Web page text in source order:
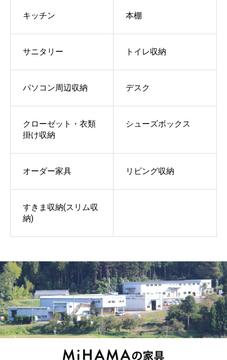
キッチン 本棚
サニタリー トイレ収納
パソコン周辺収納 デスク
クローゼット・衣類
掛け収納
シューズボックス
オーダー家具 リビング収納
すきま収納(スリム収
納)